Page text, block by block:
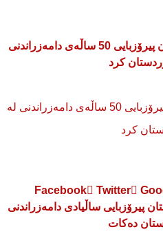
شاندێکی حزبی زەحمەتکێشان پیرۆزبایی 50 ساڵەی دامەزراندنی لە
کرد
Facebook Twitter